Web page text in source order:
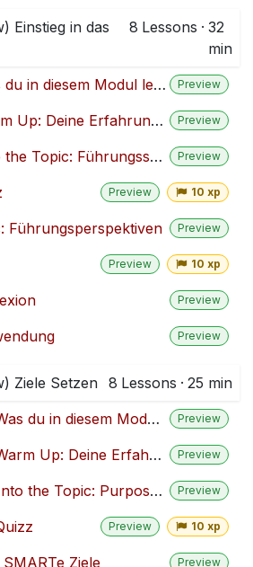
Einstieg in das
8 Lessons · 32
min
Führung - Was du in diesem Modul lernst
Preview
Führung - Warm Up: Deine Erfahrungen mit Führung Preview
Führung - Into the Topic: Führungsstile Preview
Preview 10 xp
Führungsperspektiven Preview
Preview 10 xp
Preview
Preview
Ziele Setzen 8 Lessons · 25 min
Ziele setzen - Was du in diesem Modul lernst
Preview
Ziele setzen - Warm Up: Deine Erfahrungen mit Zielen Preview
Ziele setzen - Into the Topic: Purpose, Vision, Mission Preview
Preview 10 xp
Ziele Preview